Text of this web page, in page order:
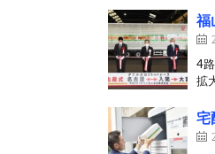
福
4
拡
宅